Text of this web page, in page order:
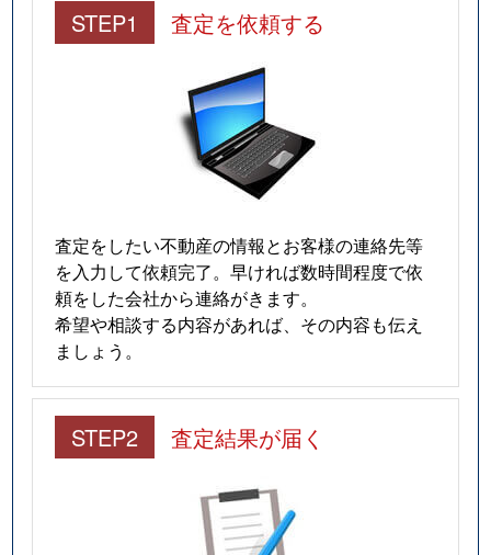
STEP1 査定を依頼する
査定をしたい不動産の情報とお客様の連絡先等
を入力して依頼完了。早ければ数時間程度で依
頼をした会社から連絡がきます。
希望や相談する内容があれば、その内容も伝え
ましょう。
STEP2 査定結果が届く